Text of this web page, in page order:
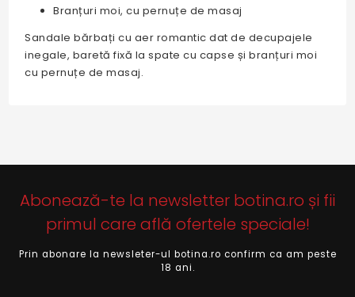
Branțuri moi, cu pernuțe de masaj
Sandale bărbați cu aer romantic dat de decupajele
inegale, baretă fixă la spate cu capse și branțuri moi
cu pernuțe de masaj.
Abonează-te la newsletter botina.ro și fii
primul care află ofertele speciale!
Prin abonare la newsleter-ul botina.ro confirm ca am peste
18 ani.